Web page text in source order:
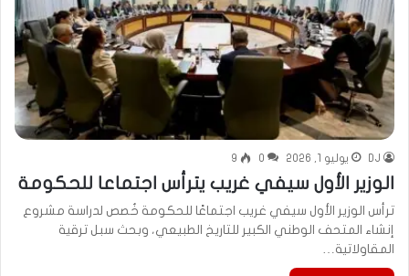
DJ يوليو 1, 2026 0
9
الوزير الأول سيفي غريب يترأس اجتماعا للحكومة
ترأس الوزير الأول سيفي غريب اجتماعًا للحكومة خُصص لدراسة مشروع
إنشاء المتحف الوطني الكبير للتاريخ الطبيعي، وبحث سبل ترقية
المقاولاتية…